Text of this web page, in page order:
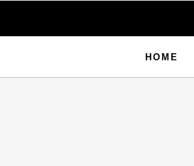
HOME